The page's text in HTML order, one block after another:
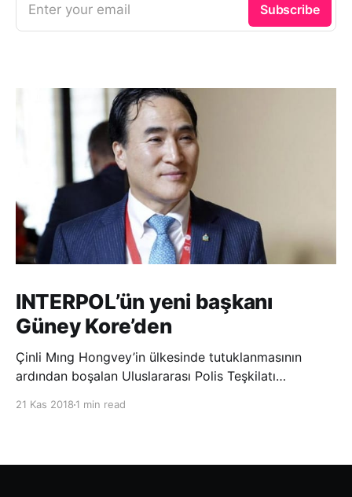
Enter your email Subscribe
INTERPOL’ün yeni başkanı
Güney Kore’den
Çinli Mıng Hongvey’in ülkesinde tutuklanmasının
ardından boşalan Uluslararası Polis Teşkilatı
21 Kas 2018 1 min read